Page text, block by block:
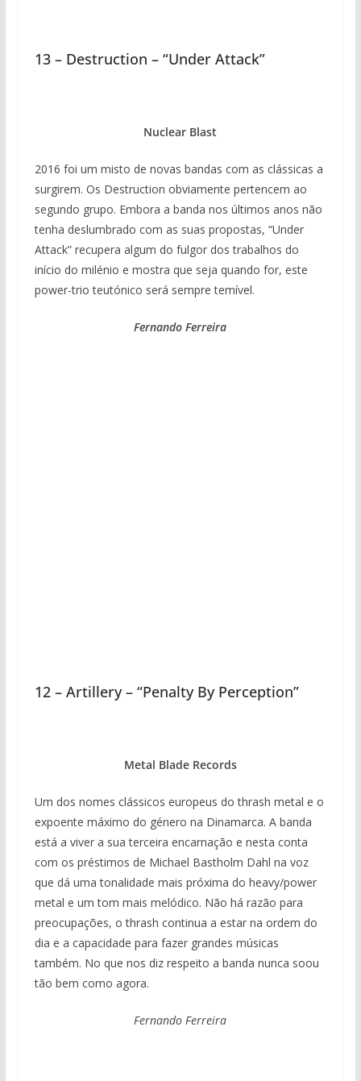
13 – Destruction – “Under Attack”
Nuclear Blast
2016 foi um misto de novas bandas com as clássicas a
surgirem. Os Destruction obviamente pertencem ao
segundo grupo. Embora a banda nos últimos anos não
tenha deslumbrado com as suas propostas, “Under
Attack” recupera algum do fulgor dos trabalhos do
início do milénio e mostra que seja quando for, este
power-trio teutónico será sempre temível.
Fernando Ferreira
12 – Artillery – “Penalty By Perception”
Metal Blade Records
Um dos nomes clássicos europeus do thrash metal e o
expoente máximo do género na Dinamarca. A banda
está a viver a sua terceira encarnação e nesta conta
com os préstimos de Michael Bastholm Dahl na voz
que dá uma tonalidade mais próxima do heavy/power
metal e um tom mais melódico. Não há razão para
preocupações, o thrash continua a estar na ordem do
dia e a capacidade para fazer grandes músicas
também. No que nos diz respeito a banda nunca soou
tão bem como agora.
Fernando Ferreira